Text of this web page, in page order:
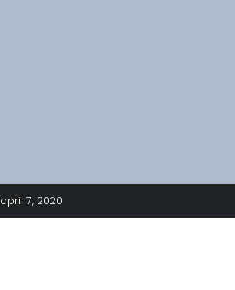
april 7, 2020